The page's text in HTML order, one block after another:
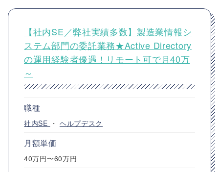
【社内SE／弊社実績多数】製造業情報シ
ステム部門の委託業務★Active Directory
の運用経験者優遇！リモート可で月40万
～
職種
社内SE ・ ヘルプデスク
月額単価
40万円〜60万円